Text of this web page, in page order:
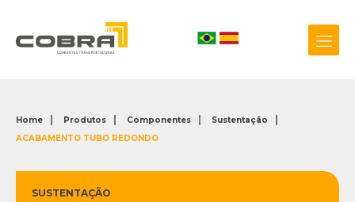
Biblioteca 3D
Home Produtos Componentes
Sustentação
ACABAMENTO TUBO REDONDO
SUSTENTAÇÃO